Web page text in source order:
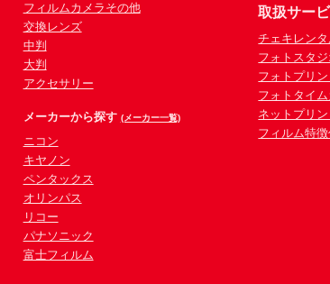
フィルムカメラその他
交換レンズ
中判
大判
アクセサリー
メーカーから探す (メーカー一覧)
ニコン
キヤノン
ペンタックス
オリンパス
リコー
パナソニック
富士フィルム
取扱サー
チェキレン
フォトスタ
フォトプリ
フォトタイ
ネットプリン
フィルム特